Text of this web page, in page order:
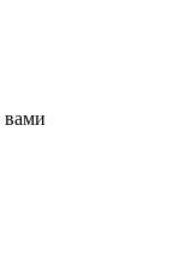
вами